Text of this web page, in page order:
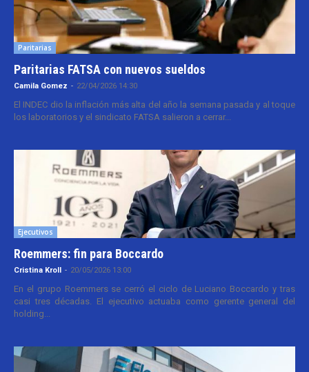
Paritarias
Paritarias FATSA con nuevos sueldos
Camila Gomez - 22/04/2026 14:30
El INDEC dio la inflación más alta del año la semana pasada y al toque
los laboratorios y el sindicato FATSA salieron a cerrar...
Ejecutivos
Roemmers: fin para Boccardo
Cristina Kroll - 20/05/2026 13:00
En el grupo Roemmers se cerró el ciclo de Luciano Boccardo y tras
casi tres décadas. El ejecutivo actuaba como gerente general del
holding...